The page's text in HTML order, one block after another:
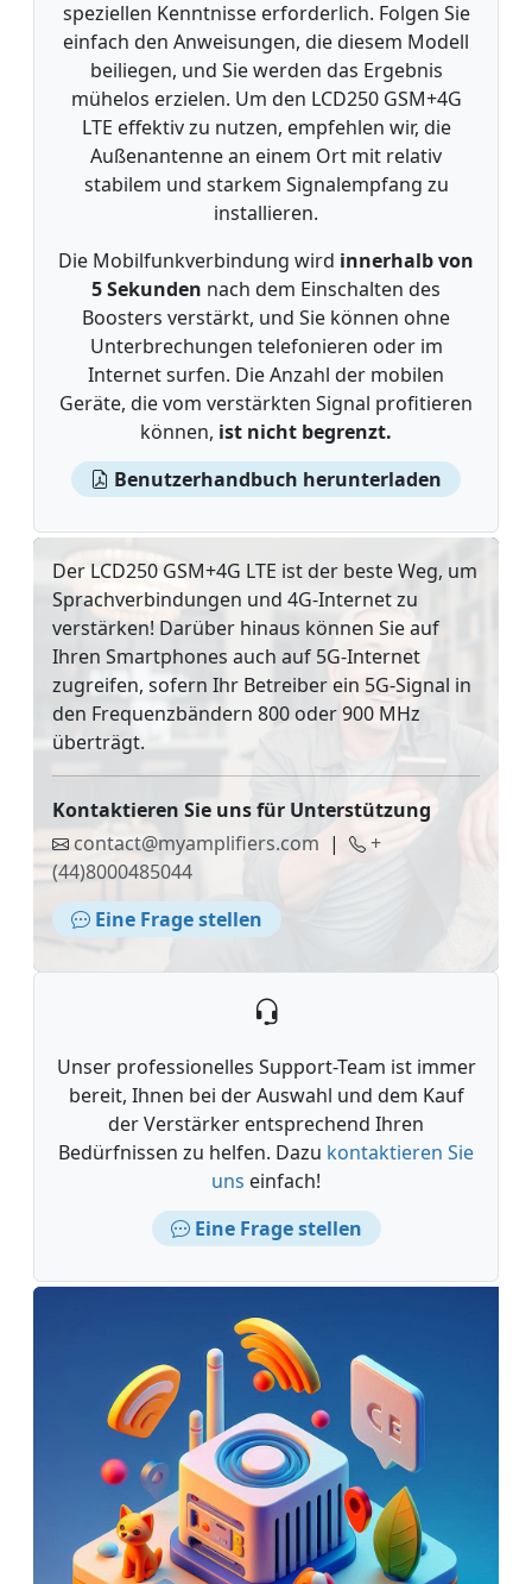
speziellen Kenntnisse erforderlich. Folgen Sie
einfach den Anweisungen, die diesem Modell
beiliegen, und Sie werden das Ergebnis
mühelos erzielen. Um den LCD250 GSM+4G
LTE effektiv zu nutzen, empfehlen wir, die
Außenantenne an einem Ort mit relativ
stabilem und starkem Signalempfang zu
installieren.
Die Mobilfunkverbindung wird innerhalb von
5 Sekunden nach dem Einschalten des
Boosters verstärkt, und Sie können ohne
Unterbrechungen telefonieren oder im
Internet surfen. Die Anzahl der mobilen
Geräte, die vom verstärkten Signal profitieren
können, ist nicht begrenzt.
Benutzerhandbuch herunterladen
Der LCD250 GSM+4G LTE ist der beste Weg, um
Sprachverbindungen und 4G-Internet zu
verstärken! Darüber hinaus können Sie auf
Ihren Smartphones auch auf 5G-Internet
zugreifen, sofern Ihr Betreiber ein 5G-Signal in
den Frequenzbändern 800 oder 900 MHz
überträgt.
Kontaktieren Sie uns für Unterstützung
contact@myamplifiers.com |
+
(44)8000485044
Eine Frage stellen
Unser professionelles Support-Team ist immer
bereit, Ihnen bei der Auswahl und dem Kauf
der Verstärker entsprechend Ihren
Bedürfnissen zu helfen. Dazu kontaktieren Sie
uns einfach!
Eine Frage stellen